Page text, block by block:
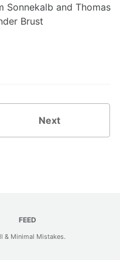
Sonnekalb and Thomas
Brust
Next
FEED
& Minimal Mistakes.